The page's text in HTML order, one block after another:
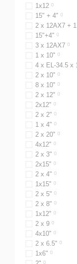
1x12 0
15" + 4" 0
2 х 12AX7 +
15"+4" 0
3 x 12AX7 0
1 x 10" 0
4 x EL-34.5 x
2 х 10" 0
8 x 10" 0
2 х 12" 0
2х12" 0
2 х 2" 0
1 x 4" 0
2 х 20" 0
4х12" 0
2 х 3" 0
2х15" 0
2 х 4" 0
1х15" 0
2 х 5" 0
2 х 8" 0
1х12" 0
2 х 9 0
4х10" 0
2 x 6.5" 0
1х6" 0
0